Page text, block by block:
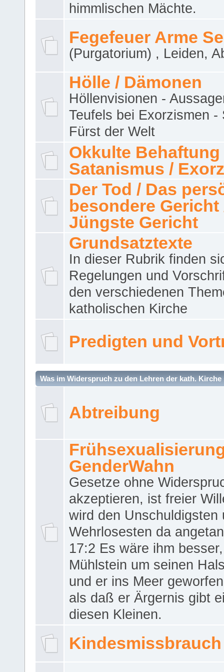
himmlischen Mächte.
Fegefeuer Arme
(Purgatorium) , Leiden,
Hölle / Dämonen
Höllenvisionen -
Teufels bei Exorzismen -
Fürst der Welt
Okkulte Behaftung
Satanismus /
Der Tod / Das
besondere Gericht
Jüngste Gericht
Grundsatztexte
In dieser Rubrik finden
Regelungen und
den verschiedenen
katholischen Kirche
Predigten und
Was im Widerspruch zu den Lehren der kath. Kirche
Abtreibung
GenderWahn
Gesetze ohne
akzeptieren, ist freier
wird den Unschuldigsten
Wehrlosesten da
17:2 Es wäre ihm
Mühlstein um seinen
und er ins Meer
als daß er Ärgernis gibt
diesen Kleinen.
Kindesmissbrauch